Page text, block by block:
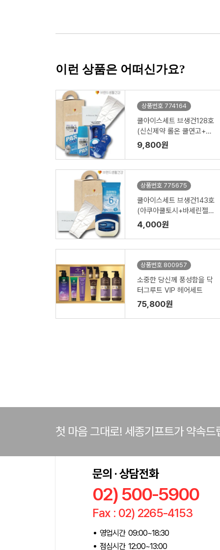
이런 상품은 어떠신가요?
상품번호 774164
쿨아이스세트 브생건128호
(신신제약 롤온 쿨연고+멘
소래담 쿨롤온로션+아쿠아
쿨토시)
9,800원
상품번호 775675
쿨아이스세트 브생건143호
(아쿠아쿨토시+바세린젤리
+크리넥스 쿨링물티슈)
4,000원
상품번호 800957
소중한 당신께 풍성함을 닥
터그루트 VIP 헤어세트
75,800원
첫 마음 그대로! 세종기프트가 약속드
문의 · 상담전화
02) 500-5900
Fax : 02) 2265-4153
영업시간 09:00~18:30
점심시간 12:00~13:00